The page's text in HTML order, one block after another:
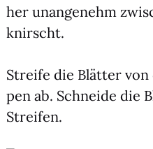
her unan­ge­nehm
knirscht.
Strei­fe die Blät­ter
pen ab. Schnei­de die
Strei­fen.